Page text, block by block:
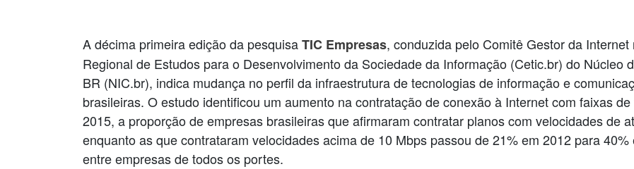
A décima primeira edição da pesquisaTIC Empresas, conduzida pelo Comitê Gestor da
Regional de Estudos para o Desenvolvimento da Sociedade da Informação (Cetic.br) do Núcleo
BR (NIC.br), indica mudança no perfil da infraestrutura de tecnologias de informação e
brasileiras. O estudo identificou um aumento na contratação de conexão à Internet com faixas
2015, a proporção de empresas brasileiras que afirmaram contratar planos com velocidades de
enquanto as que contrataram velocidades acima de 10 Mbps passou de 21% em 2012 para
entre empresas de todos os portes.